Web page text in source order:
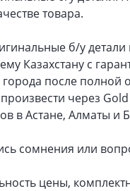
товара.
б/у
Казахстану с
после полной
через Gold
в Астане, Алматы и
сомнения или
цены,